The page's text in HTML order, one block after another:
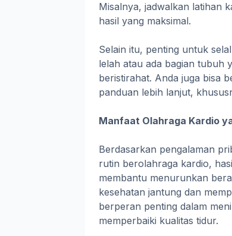
Misalnya, jadwalkan latihan
hasil yang maksimal.
Selain itu, penting untuk
lelah atau ada bagian tubuh
beristirahat. Anda juga bisa
panduan lebih lanjut,
Manfaat Olahraga Kardio
Berdasarkan pengalaman
rutin berolahraga kardio,
membantu menurunkan
kesehatan jantung dan
berperan penting dalam
memperbaiki kualitas tidur.